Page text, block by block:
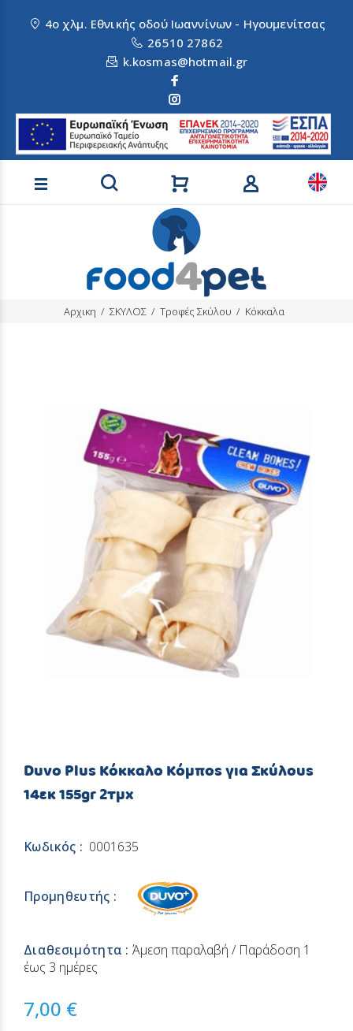
4ο χλμ. Εθνικής οδού Ιωαννίνων - Ηγουμενίτσας
26510 27862
k.kosmas@hotmail.gr
Αναζήτηση προϊόντων
Αρχικη ΣΚΥΛΟΣ Τροφές Σκύλου Κόκκαλα
Duvo Plus Κόκκαλο Κόμπος για Σκύλους
14εκ 155gr 2τμχ
Κωδικός : 0001635
Προμηθευτής :
Διαθεσιμότητα :Άμεση παραλαβή / Παράδoση 1
έως 3 ημέρες
7,00 €